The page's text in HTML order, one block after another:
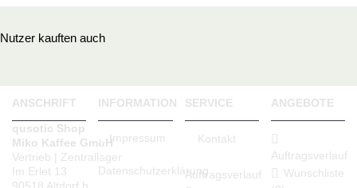
Nutzer kauften auch
ANSCHRIFT
qusotic Shop
Miko Kaffee GmbH
Vertrieb | Zentrallager
Im Erlet 13
90518 Altdorf b.
INFORMATION
Impressum
Datenschutzerklärung
SERVICE
Kontakt
Auftragsverlauf
ANGEBOTE
Auftragsverlauf
Wunschliste